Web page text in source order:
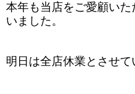
本年も当店をご愛顧い
いました。
明日は全店休業とさせ